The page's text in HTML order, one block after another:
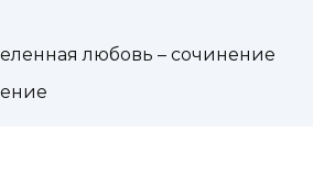
любовь – сочинение